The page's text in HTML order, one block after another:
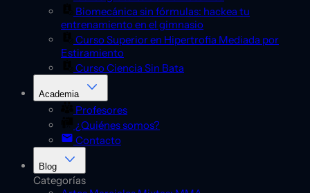
Biomecánica sin fórmulas: hackea tu
entrenamiento en el gimnasio
Curso Superior en Hipertrofia Mediada por
Estiramiento
Curso Ciencia Sin Bata
Academia
Profesores
¿Quiénes somos?
Contacto
Blog
Categorías